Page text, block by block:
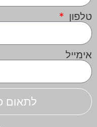
טלפון
אימייל
לתאום